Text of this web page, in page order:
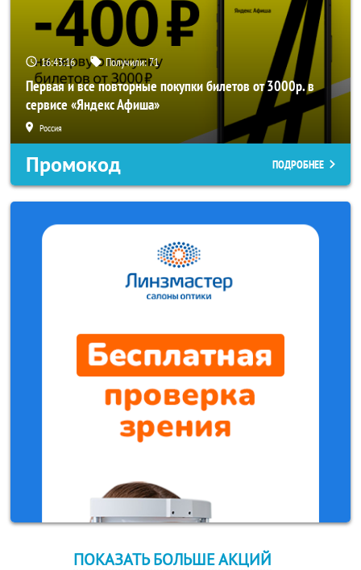
16:43:14 Получили:71
Первая и все повторные покупки билетов от 3000р. в
сервисе «Яндекс Афиша»
Россия
Промокод ПОДРОБНЕЕ
ПОКАЗАТЬ БОЛЬШЕ АКЦИЙ